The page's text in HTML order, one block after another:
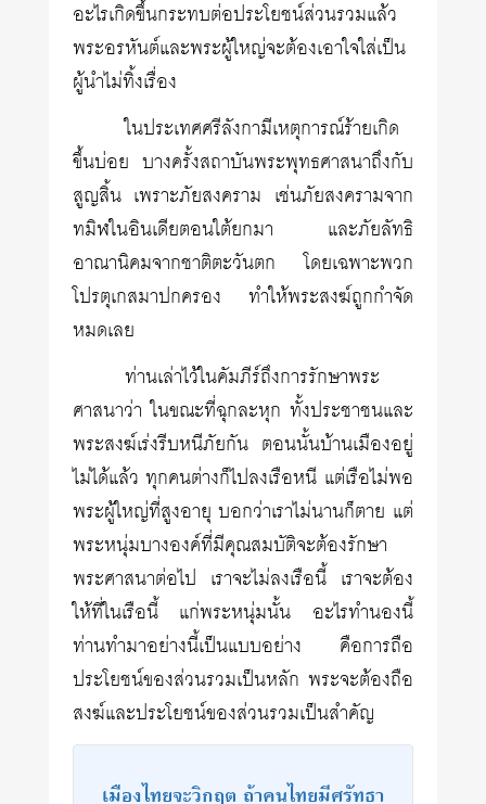
อะไรเกิดขึ้นกระทบต่อประโยชน์ส่วนรวมแล้ว
พระอรหันต์และพระผู้ใหญ่จะต้องเอาใจใส่เป็น
ผู้นำไม่ทิ้งเรื่อง
ในประเทศศรีลังกามีเหตุการณ์ร้ายเกิด
ขึ้นบ่อย บางครั้งสถาบันพระพุทธศาสนาถึงกับ
สูญสิ้น เพราะภัยสงคราม เช่นภัยสงครามจาก
ทมิฬในอินเดียตอนใต้ยกมา และภัยลัทธิ
อาณานิคมจากชาติตะวันตก โดยเฉพาะพวก
โปรตุเกสมาปกครอง ทำให้พระสงฆ์ถูกกำจัด
หมดเลย
ท่านเล่าไว้ในคัมภีร์ถึงการรักษาพระ
ศาสนาว่า ในขณะที่ฉุกละหุก ทั้งประชาชนและ
พระสงฆ์เร่งรีบหนีภัยกัน ตอนนั้นบ้านเมืองอยู่
ไม่ได้แล้ว ทุกคนต่างก็ไปลงเรือหนี แต่เรือไม่พอ
พระผู้ใหญ่ที่สูงอายุ บอกว่าเราไม่นานก็ตาย แต่
พระหนุ่มบางองค์ที่มีคุณสมบัติจะต้องรักษา
พระศาสนาต่อไป เราจะไม่ลงเรือนี้ เราจะต้อง
ให้ที่ในเรือนี้ แก่พระหนุ่มนั้น อะไรทำนองนี้
ท่านทำมาอย่างนี้เป็นแบบอย่าง คือการถือ
ประโยชน์ของส่วนรวมเป็นหลัก พระจะต้องถือ
สงฆ์และประโยชน์ของส่วนรวมเป็นสำคัญ
เมืองไทยจะวิกฤต ถ้าคนไทยมีศรัทธา